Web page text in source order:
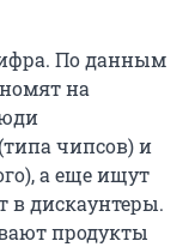
По данным
на
чипсов) и
а еще ищут
в дискаунтеры.
продукты